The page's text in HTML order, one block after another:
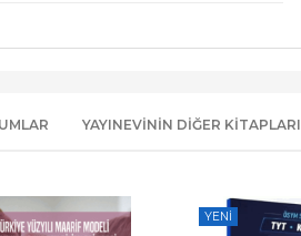
YAYINEVININ DIĞER KITAPLARI
YENI